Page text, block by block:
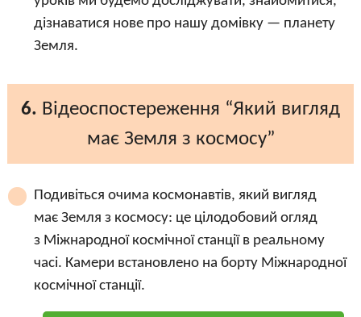
дізнаватися нове про нашу домівку — планету
Земля.
6. Відеоспостереження “Який вигляд
має Земля з космосу”
Подивіться очима космонавтів, який вигляд
має Земля з космосу: це цілодобовий огляд
з Міжнародної космічної станції в реальному
часі. Камери встановлено на борту Міжнародної
космічної станції.